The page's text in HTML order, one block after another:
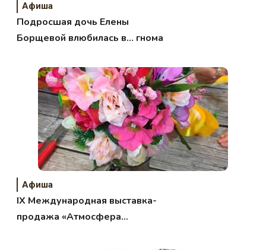
Афиша
Подросшая дочь Елены
Борщевой влюбилась в… гнома
Афиша
IХ Международная выставка-
продажа «Атмосфера